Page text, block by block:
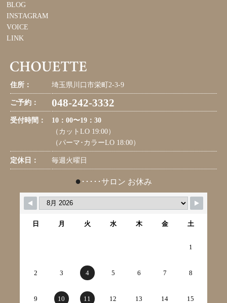
BLOG
INSTAGRAM
VOICE
LINK
住所： 埼玉県川口市栄町2-3-9
ご予約： 048-242-3332
受付時間：
10：00〜19：30
（カットLO 19:00）
（パーマ･カラーLO 18:00）
定休日： 毎週火曜日
● ･････サロン お休み
日 月 火 水 木 金 土
1
2 3 4 5 6 7 8
9 10 11 12 13 14 15